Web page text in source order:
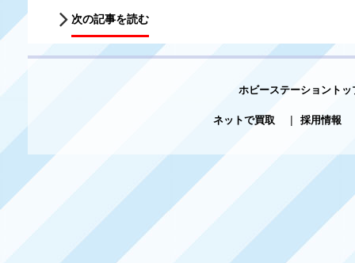
次の記事を読む
ホビーステーショントッ
ネットで買取
| 採用情報